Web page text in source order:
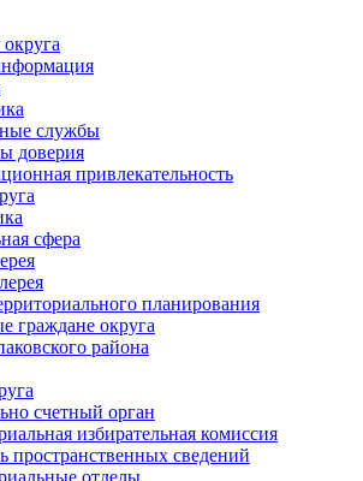
службы
доверия
привлекательность
сфера
планирования
граждане округа
района
счетный орган
избирательная комиссия
пространственных сведений